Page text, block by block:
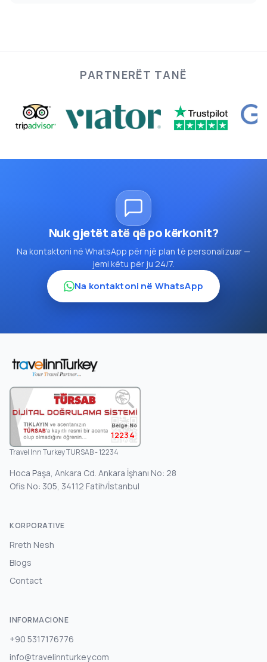
PARTNERËT TANË
Nuk gjetët atë që po kërkonit?
Na kontaktoni në WhatsApp për një plan të personalizuar —
jemi këtu për ju 24/7.
Na kontaktoni në WhatsApp
12234
Travel Inn Turkey TURSAB - 12234
Hoca Paşa, Ankara Cd. Ankara İşhanı No: 28
Ofis No: 305, 34112 Fatih/İstanbul
KORPORATIVE
Rreth Nesh
Blogs
Contact
INFORMACIONE
+90 5317176776
info@travelinnturkey.com